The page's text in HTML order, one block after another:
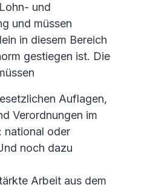
und
und müssen
in diesem Bereich
gestiegen ist. Die
Auflagen,
Verordnungen im
national oder
noch dazu
Arbeit aus dem